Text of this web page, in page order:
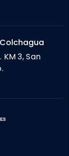
3, San